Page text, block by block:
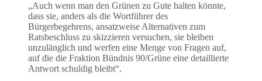
„Auch wenn man den Grünen zu Gute halten könnte,
dass sie, anders als die Wortführer des
Bürgerbegehrens, ansatzweise Alternativen zum
Ratsbeschluss zu skizzieren versuchen, sie bleiben
unzulänglich und werfen eine Menge von Fragen auf,
auf die die Fraktion Bündnis 90/Grüne eine detaillierte
Antwort schuldig bleibt“.